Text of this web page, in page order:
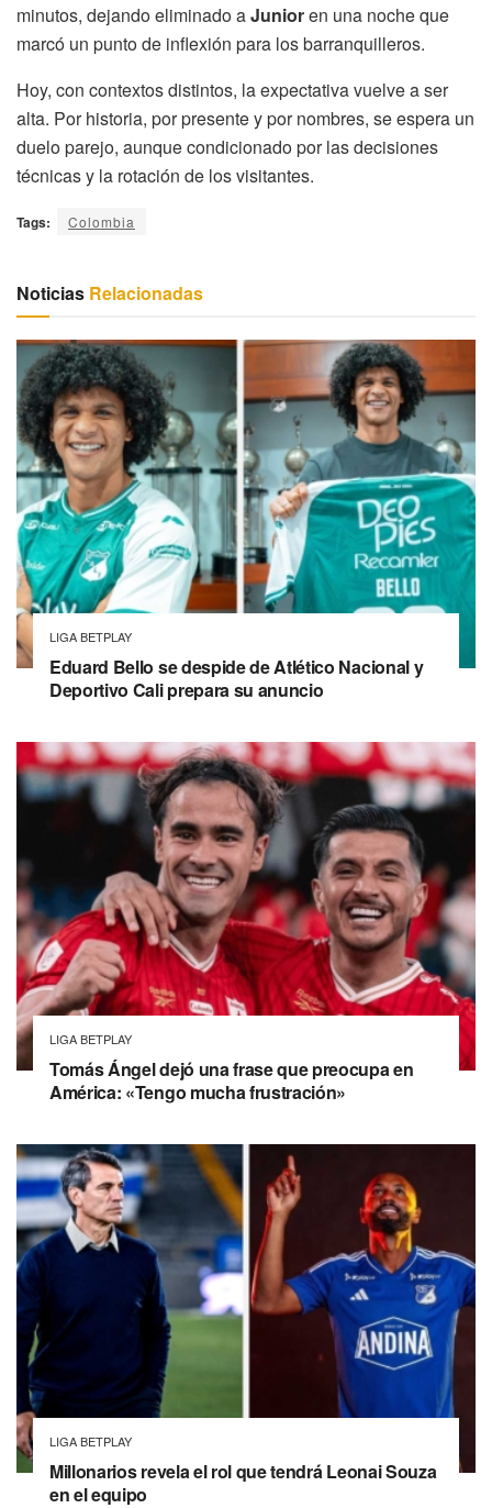
minutos, dejando eliminado aJunioren una noche que
marcó un punto de inflexión para los barranquilleros.
Hoy, con contextos distintos, la expectativa vuelve a ser
alta. Por historia, por presente y por nombres, se espera un
duelo parejo, aunque condicionado por las decisiones
técnicas y la rotación de los visitantes.
Tags: Colombia
Noticias Relacionadas
LIGA BETPLAY
Eduard Bello se despide de Atlético Nacional y
Deportivo Cali prepara su anuncio
LIGA BETPLAY
Tomás Ángel dejó una frase que preocupa en
América: «Tengo mucha frustración»
LIGA BETPLAY
Millonarios revela el rol que tendrá Leonai Souza
en el equipo